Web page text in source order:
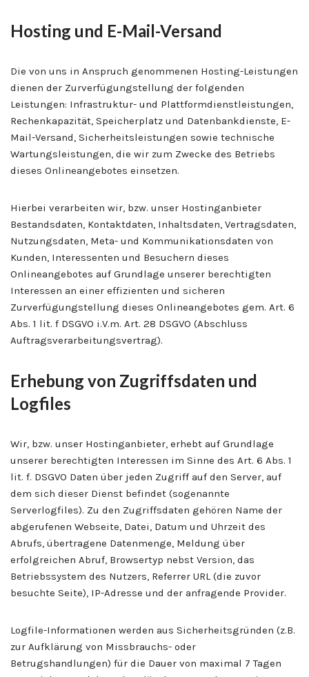
Hosting und E-Mail-Versand
Die von uns in Anspruch genommenen Hosting-Leistungen
dienen der Zurverfügungstellung der folgenden
Leistungen: Infrastruktur- und Plattformdienstleistungen,
Rechenkapazität, Speicherplatz und Datenbankdienste, E-
Mail-Versand, Sicherheitsleistungen sowie technische
Wartungsleistungen, die wir zum Zwecke des Betriebs
dieses Onlineangebotes einsetzen.
Hierbei verarbeiten wir, bzw. unser Hostinganbieter
Bestandsdaten, Kontaktdaten, Inhaltsdaten, Vertragsdaten,
Nutzungsdaten, Meta- und Kommunikationsdaten von
Kunden, Interessenten und Besuchern dieses
Onlineangebotes auf Grundlage unserer berechtigten
Interessen an einer effizienten und sicheren
Zurverfügungstellung dieses Onlineangebotes gem. Art. 6
Abs. 1 lit. f DSGVO i.V.m. Art. 28 DSGVO (Abschluss
Auftragsverarbeitungsvertrag).
Erhebung von Zugriffsdaten und
Logfiles
Wir, bzw. unser Hostinganbieter, erhebt auf Grundlage
unserer berechtigten Interessen im Sinne des Art. 6 Abs. 1
lit. f. DSGVO Daten über jeden Zugriff auf den Server, auf
dem sich dieser Dienst befindet (sogenannte
Serverlogfiles). Zu den Zugriffsdaten gehören Name der
abgerufenen Webseite, Datei, Datum und Uhrzeit des
Abrufs, übertragene Datenmenge, Meldung über
erfolgreichen Abruf, Browsertyp nebst Version, das
Betriebssystem des Nutzers, Referrer URL (die zuvor
besuchte Seite), IP-Adresse und der anfragende Provider.
Logfile-Informationen werden aus Sicherheitsgründen (z.B.
zur Aufklärung von Missbrauchs- oder
Betrugshandlungen) für die Dauer von maximal 7 Tagen